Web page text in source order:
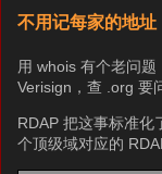
不用记每家的地
用 whois 有个老问
Verisign，查 .org 要
RDAP 把这事标准
个顶级域对应的